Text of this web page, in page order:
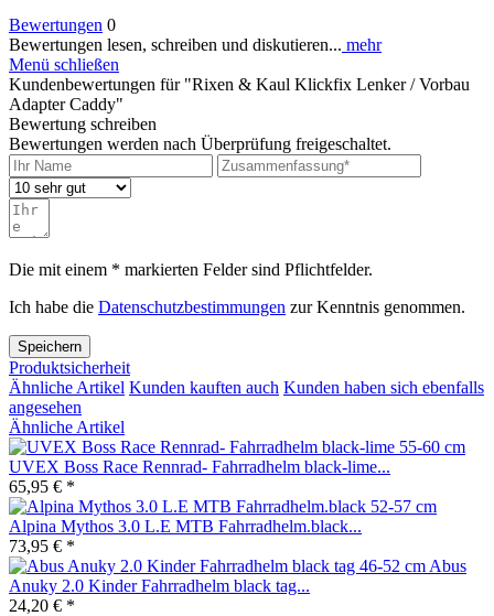
Bewertungen 0
Bewertungen lesen, schreiben und diskutieren... mehr
Menü schließen
Kundenbewertungen für "Rixen & Kaul Klickfix Lenker / Vorbau
Adapter Caddy"
Bewertung schreiben
Bewertungen werden nach Überprüfung freigeschaltet.
Die mit einem * markierten Felder sind Pflichtfelder.
Ich habe die Datenschutzbestimmungen zur Kenntnis genommen.
Speichern
Produktsicherheit
Ähnliche Artikel Kunden kauften auch Kunden haben sich ebenfalls
angesehen
Ähnliche Artikel
UVEX Boss Race Rennrad- Fahrradhelm black-lime...
65,95 € *
Alpina Mythos 3.0 L.E MTB Fahrradhelm.black...
73,95 € *
Abus
Anuky 2.0 Kinder Fahrradhelm black tag...
24,20 € *